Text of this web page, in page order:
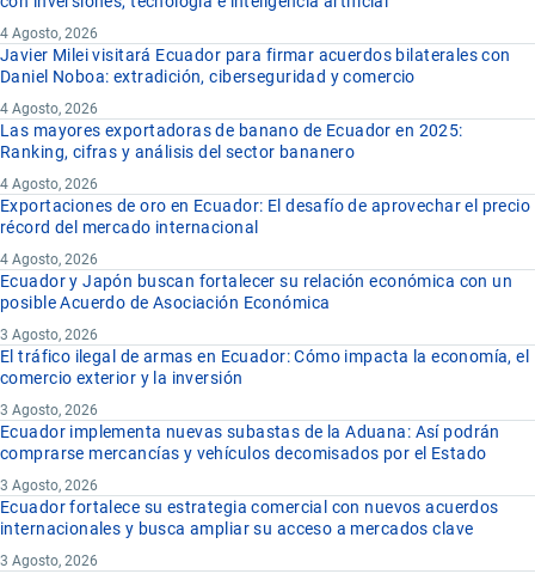
4 Agosto, 2026
Javier Milei visitará Ecuador para firmar acuerdos bilaterales con
Daniel Noboa: extradición, ciberseguridad y comercio
4 Agosto, 2026
Las mayores exportadoras de banano de Ecuador en 2025:
Ranking, cifras y análisis del sector bananero
4 Agosto, 2026
Exportaciones de oro en Ecuador: El desafío de aprovechar el precio
récord del mercado internacional
4 Agosto, 2026
Ecuador y Japón buscan fortalecer su relación económica con un
posible Acuerdo de Asociación Económica
3 Agosto, 2026
El tráfico ilegal de armas en Ecuador: Cómo impacta la economía, el
comercio exterior y la inversión
3 Agosto, 2026
Ecuador implementa nuevas subastas de la Aduana: Así podrán
comprarse mercancías y vehículos decomisados por el Estado
3 Agosto, 2026
Ecuador fortalece su estrategia comercial con nuevos acuerdos
internacionales y busca ampliar su acceso a mercados clave
3 Agosto, 2026